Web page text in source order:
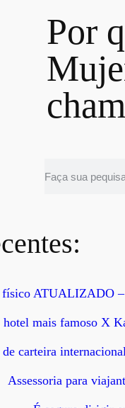
Por
ATUALIZADO –
mais famoso X
de carteira
Assessoria para